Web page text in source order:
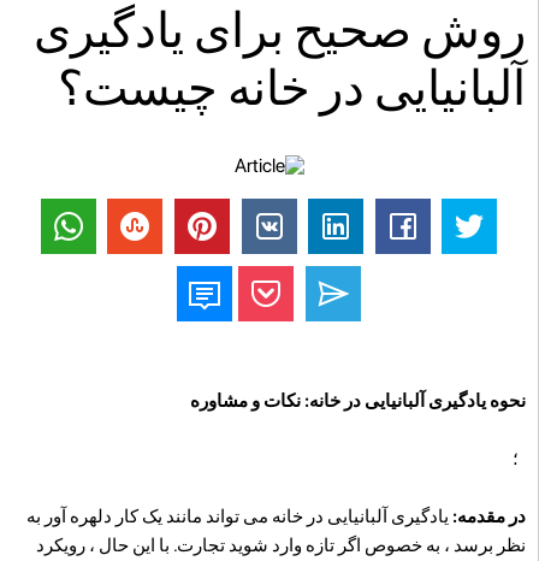
روش صحیح برای یادگیری
آلبانیایی در خانه چیست؟
نحوه یادگیری آلبانیایی در خانه: نکات و مشاوره
؛
در مقدمه: یادگیری آلبانیایی در خانه می تواند مانند یک کار دلهره آور به
نظر برسد ، به خصوص اگر تازه وارد شوید تجارت. با این حال ، رویکرد